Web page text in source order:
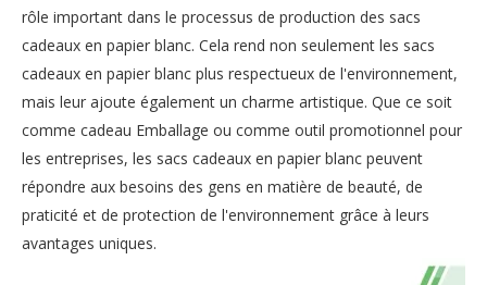
rôle important dans le processus de production des sacs
cadeaux en papier blanc. Cela rend non seulement les sacs
cadeaux en papier blanc plus respectueux de l'environnement,
mais leur ajoute également un charme artistique. Que ce soit
comme cadeau Emballage ou comme outil promotionnel pour
les entreprises, les sacs cadeaux en papier blanc peuvent
répondre aux besoins des gens en matière de beauté, de
praticité et de protection de l'environnement grâce à leurs
avantages uniques.